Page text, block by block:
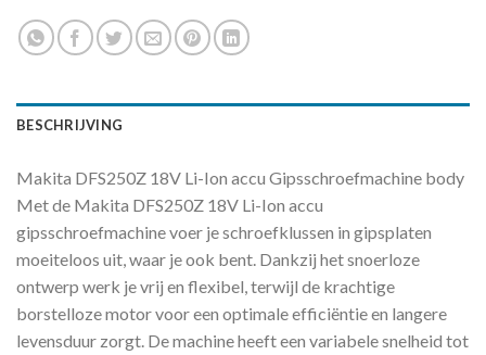
BESCHRIJVING
Makita DFS250Z 18V Li-Ion accu Gipsschroefmachine body
Met de Makita DFS250Z 18V Li-Ion accu
gipsschroefmachine voer je schroefklussen in gipsplaten
moeiteloos uit, waar je ook bent. Dankzij het snoerloze
ontwerp werk je vrij en flexibel, terwijl de krachtige
borstelloze motor voor een optimale efficiëntie en langere
levensduur zorgt. De machine heeft een variabele snelheid tot